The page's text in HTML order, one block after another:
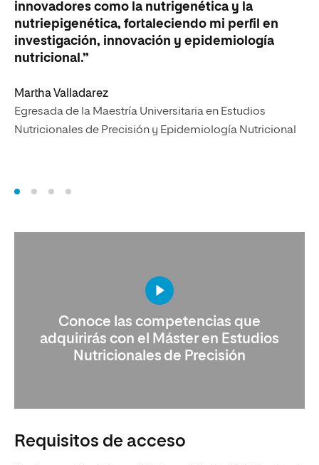
innovadores como la nutrigenética y la
nutriepigenética, fortaleciendo mi perfil en
investigación, innovación y epidemiología
nutricional.”
Martha Valladarez
Egresada de la Maestría Universitaria en Estudios
Nutricionales de Precisión y Epidemiología Nutricional
Conoce las competencias que
adquirirás con el Máster en Estudios
Nutricionales de Precisión
Requisitos de acceso